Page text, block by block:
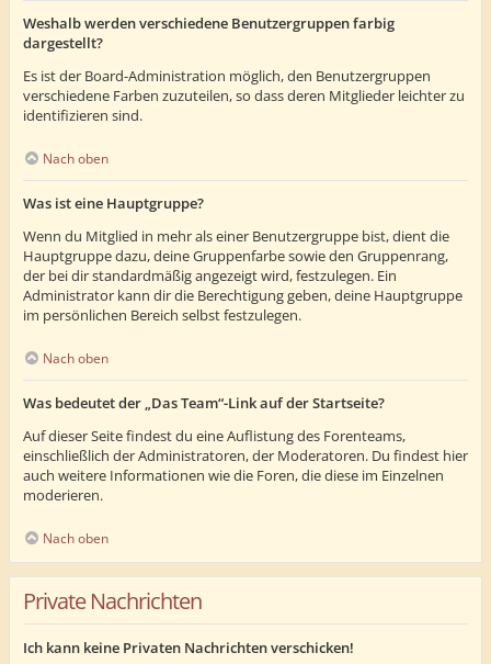
Weshalb werden verschiedene Benutzergruppen farbig
dargestellt?
Es ist der Board-Administration möglich, den Benutzergruppen
verschiedene Farben zuzuteilen, so dass deren Mitglieder leichter zu
identifizieren sind.
Nach oben
Was ist eine Hauptgruppe?
Wenn du Mitglied in mehr als einer Benutzergruppe bist, dient die
Hauptgruppe dazu, deine Gruppenfarbe sowie den Gruppenrang,
der bei dir standardmäßig angezeigt wird, festzulegen. Ein
Administrator kann dir die Berechtigung geben, deine Hauptgruppe
im persönlichen Bereich selbst festzulegen.
Nach oben
Was bedeutet der „Das Team“-Link auf der Startseite?
Auf dieser Seite findest du eine Auflistung des Forenteams,
einschließlich der Administratoren, der Moderatoren. Du findest hier
auch weitere Informationen wie die Foren, die diese im Einzelnen
moderieren.
Nach oben
Private Nachrichten
Ich kann keine Privaten Nachrichten verschicken!